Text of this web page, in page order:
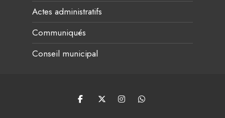
Actes administratifs
Communiqués
Conseil municipal